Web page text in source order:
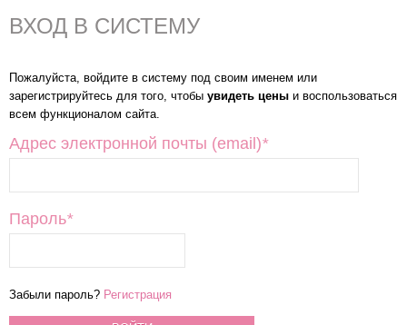
ВХОД В СИСТЕМУ
Пожалуйста, войдите в систему под своим именем или
зарегистрируйтесь для того, чтобы увидеть цены и воспользоваться
всем функционалом сайта.
Адрес электронной почты (email)*
Пароль*
Забыли пароль? Регистрация